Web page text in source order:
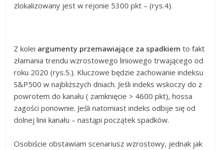
zlokalizowany jest w rejonie 5300 pkt – (rys.4).
Z kolei argumenty przemawiające za spadkiem to fakt
złamania trendu wzrostowego liniowego trwającego od
roku 2020 (rys.5.). Kluczowe będzie zachowanie indeksu
S&P500 w najbliższych dniach. Jeśli indeks wskoczy do z
powrotem do kanału ( zamknięcie > 4600 pkt), hossa
zagości ponownie. Jeśli natomiast indeks odbije się od
dolnej linii kanału – nastąpi początek spadków.
Osobiście obstawiam scenariusz wzrostowy, jednak jak